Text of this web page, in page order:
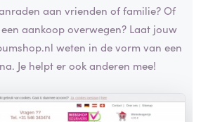
aan vrienden of familie? Of
aankoop overwegen? Laat jouw
weten in de vorm van een
Je helpt er ook anderen mee!